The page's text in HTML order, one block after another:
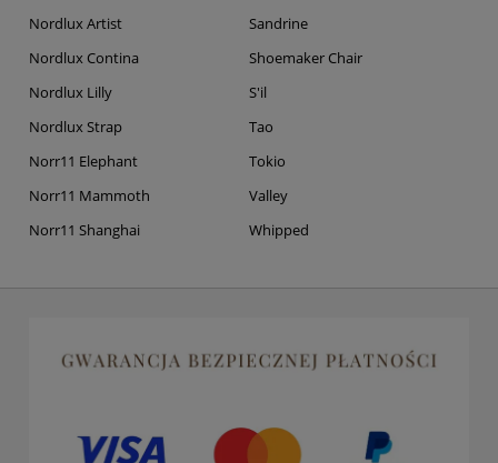
Nordlux Artist
Nordlux Contina
Nordlux Lilly
Nordlux Strap
Norr11 Elephant
Norr11 Mammoth
Norr11 Shanghai
Sandrine
Shoemaker Chair
S'il
Tao
Tokio
Valley
Whipped